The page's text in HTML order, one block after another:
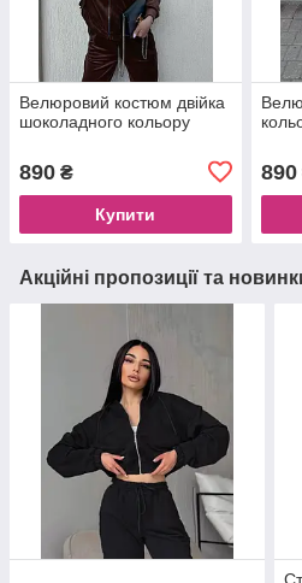
Велюровий костюм двійка
шоколадного кольору
890 ₴
Купити
890
Акційні пропозиції та